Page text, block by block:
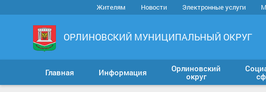
Жителям Новости Электронные услуги
ОРЛИНОВСКИЙ МУНИЦИПАЛЬНЫЙ ОКРУГ
Главная Информация
Орлиновский
округ